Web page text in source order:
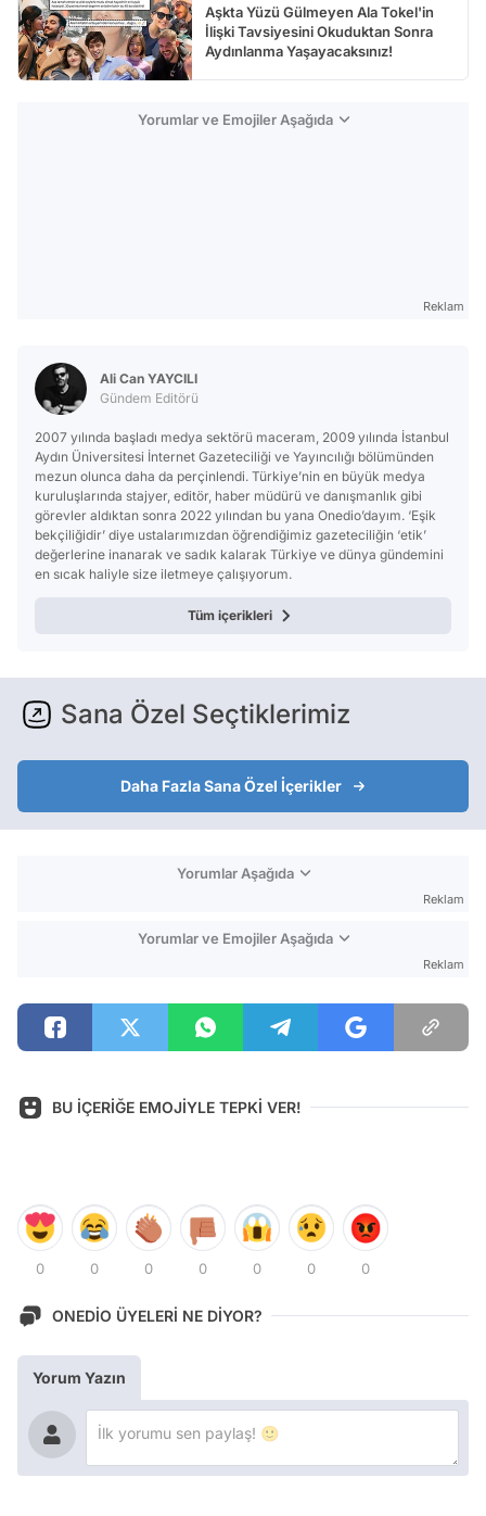
Aşkta Yüzü Gülmeyen Ala Tokel'in
İlişki Tavsiyesini Okuduktan Sonra
Aydınlanma Yaşayacaksınız!
Yorumlar ve Emojiler Aşağıda
Reklam
Ali Can YAYCILI
Gündem Editörü
2007 yılında başladı medya sektörü maceram, 2009 yılında İstanbul
Aydın Üniversitesi İnternet Gazeteciliği ve Yayıncılığı bölümünden
mezun olunca daha da perçinlendi. Türkiye’nin en büyük medya
kuruluşlarında stajyer, editör, haber müdürü ve danışmanlık gibi
görevler aldıktan sonra 2022 yılından bu yana Onedio’dayım. ‘Eşik
bekçiliğidir’ diye ustalarımızdan öğrendiğimiz gazeteciliğin ‘etik’
değerlerine inanarak ve sadık kalarak Türkiye ve dünya gündemini
en sıcak haliyle size iletmeye çalışıyorum.
Tüm içerikleri
Sana Özel Seçtiklerimiz
Daha Fazla Sana Özel İçerikler
Yorumlar Aşağıda
Reklam
Yorumlar ve Emojiler Aşağıda
Reklam
BU İÇERİĞE EMOJİYLE TEPKİ VER!
0 0 0 0 0 0 0
ONEDİO ÜYELERİ NE DİYOR?
Yorum Yazın